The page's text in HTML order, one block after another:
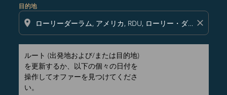
目的地
location_on close
ルート (出発地および/または目的地)
を更新するか、以下の個々の日付を
操作してオファーを見つけてくださ
い。